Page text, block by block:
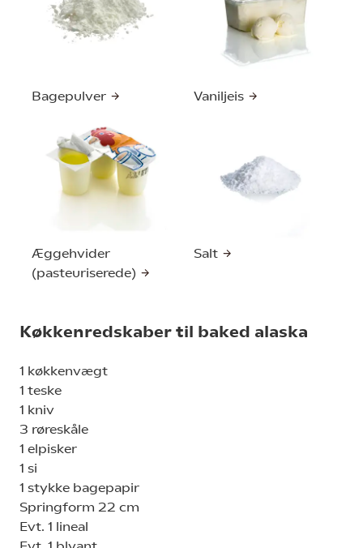
Bagepulver Vaniljeis
Æggehvider
(pasteuriserede)
Salt
Køkkenredskaber til baked alaska
1 køkkenvægt
1 teske
1 kniv
3 røreskåle
1 elpisker
1 si
1 stykke bagepapir
Springform 22 cm
Evt. 1 lineal